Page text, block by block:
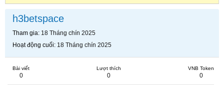
h3betspace
Tham gia 18 Tháng chín 2025
Hoạt động cuối 18 Tháng chín 2025
Bài viết
0
Lượt thích
0
VNB Token
0